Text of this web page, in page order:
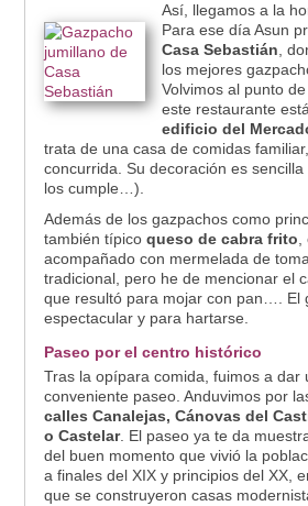
Así, llegamos a la
Para ese día Asun
Casa Sebastián ,
los mejores
Volvimos al punto
este restaurante está
edificio del
trata de una casa de comidas
concurrida. Su decoración es
los cumple…).
Además de los gazpachos como
también típico queso de cabra frito
acompañado con mermelada de
tradicional, pero he de mencionar el
que resultó para mojar con pan…. El
espectacular y para hartarse.
Paseo por el centro histórico
Tras la opípara comida, fuimos a dar
conveniente paseo. Anduvimos por
calles Canalejas, Cánovas del
o Castelar. El paseo ya te da
del buen momento que vivió la
a finales del XIX y principios del XX,
que se construyeron casas